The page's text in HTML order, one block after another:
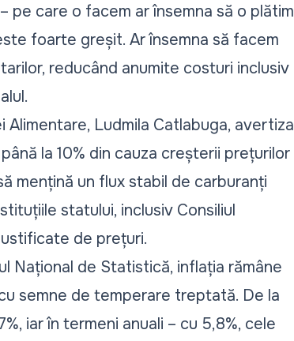
care o facem ar însemna să o plătim
foarte greșit. Ar însemna să facem
reducând anumite costuri inclusiv
Alimentare, Ludmila Catlabuga, avertiza
la 10% din cauza creșterii prețurilor
mențină un flux stabil de carburanți
statului, inclusiv Consiliul
de prețuri.
Național de Statistică, inflația rămâne
semne de temperare treptată. De la
iar în termeni anuali – cu 5,8%, cele